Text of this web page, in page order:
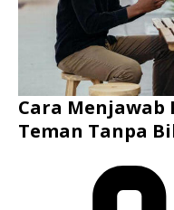
Cara
Teman Tanpa